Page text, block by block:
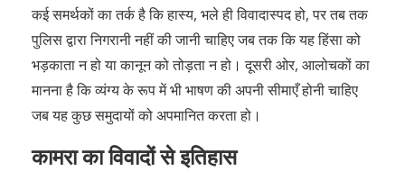
कई समर्थकों का तर्क है कि हास्य, भले ही विवादास्पद हो, पर तब तक
पुलिस द्वारा निगरानी नहीं की जानी चाहिए जब तक कि यह हिंसा को
भड़काता न हो या कानून को तोड़ता न हो। दूसरी ओर, आलोचकों का
मानना ​​है कि व्यंग्य के रूप में भी भाषण की अपनी सीमाएँ होनी चाहिए
जब यह कुछ समुदायों को अपमानित करता हो।
कामरा का विवादों से इतिहास